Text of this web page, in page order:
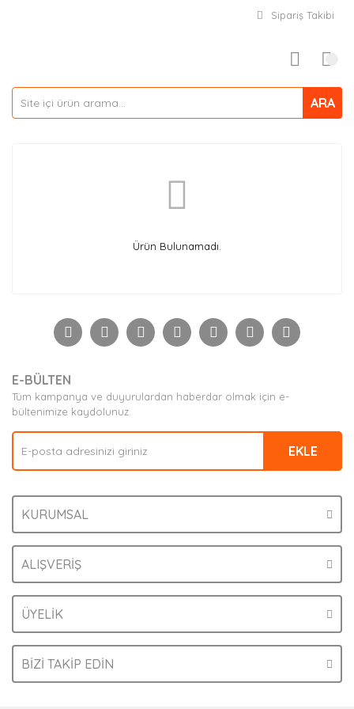
Sipariş Takibi
ARA
Ürün Bulunamadı.
E-BÜLTEN
Tüm kampanya ve duyurulardan haberdar olmak için e-
bültenimize kaydolunuz.
EKLE
KURUMSAL
ALIŞVERİŞ
ÜYELİK
BİZİ TAKİP EDİN